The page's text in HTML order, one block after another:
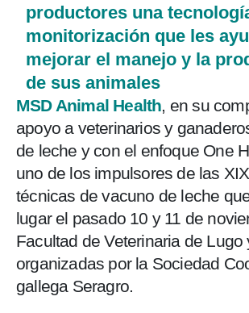
productores una
monitorización que les
mejorar el manejo y la
de sus animales
MSD Animal Health, en su
apoyo a veterinarios y
de leche y con el enfoque One
uno de los impulsores de las
técnicas de vacuno de leche
lugar el pasado 10 y 11 de
Facultad de Veterinaria de Lugo
organizadas por la Sociedad
gallega Seragro.